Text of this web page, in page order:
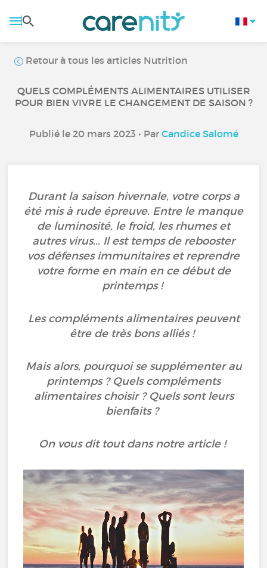
Retour à tous les articles Nutrition
QUELS COMPLÉMENTS ALIMENTAIRES UTILISER
POUR BIEN VIVRE LE CHANGEMENT DE SAISON ?
Publié le 20 mars 2023 • Par Candice Salomé
Durant la saison hivernale, votre corps a
été mis à rude épreuve. Entre le manque
de luminosité, le froid, les rhumes et
autres virus... Il est temps de rebooster
vos défenses immunitaires et reprendre
votre forme en main en ce début de
printemps !
Les compléments alimentaires peuvent
être de très bons alliés !
Mais alors, pourquoi se supplémenter au
printemps ? Quels compléments
alimentaires choisir ? Quels sont leurs
bienfaits ?
On vous dit tout dans notre article !